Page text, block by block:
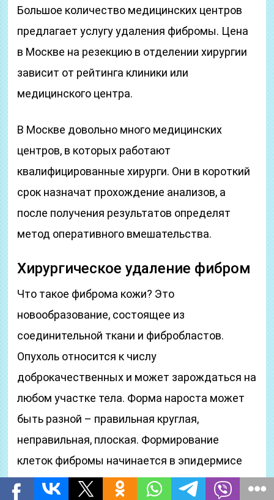
Большое количество медицинских центров
предлагает услугу удаления фибромы. Цена
в Москве на резекцию в отделении хирургии
зависит от рейтинга клиники или
медицинского центра.
В Москве довольно много медицинских
центров, в которых работают
квалифицированные хирурги. Они в короткий
срок назначат прохождение анализов, а
после получения результатов определят
метод оперативного вмешательства.
Хирургическое удаление фибром
Что такое фиброма кожи? Это
новообразование, состоящее из
соединительной ткани и фибробластов.
Опухоль относится к числу
доброкачественных и может зарождаться на
любом участке тела. Форма нароста может
быть разной – правильная круглая,
неправильная, плоская. Формирование
клеток фибромы начинается в эпидермисе
или дерме. Однако данной патологии